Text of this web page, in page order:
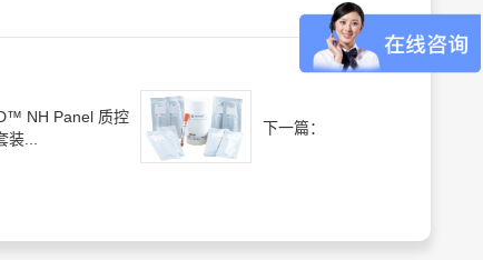
NH Panel 质控
装...
下一篇：